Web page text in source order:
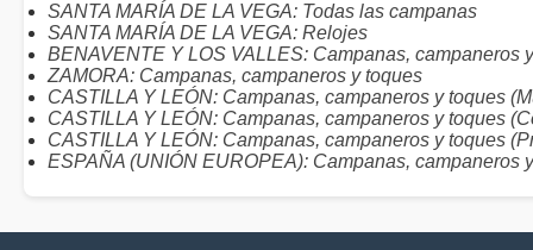
SANTA MARÍA DE LA VEGA: Todas las campanas
SANTA MARÍA DE LA VEGA: Relojes
BENAVENTE Y LOS VALLES: Campanas, campaneros
ZAMORA: Campanas, campaneros y toques
CASTILLA Y LEÓN: Campanas, campaneros y toques
CASTILLA Y LEÓN: Campanas, campaneros y toques
CASTILLA Y LEÓN: Campanas, campaneros y toques
ESPAÑA (UNIÓN EUROPEA): Campanas, campaneros